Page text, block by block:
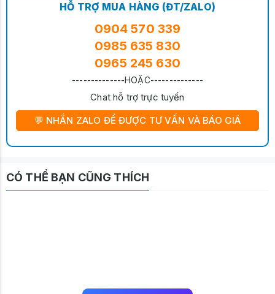
HỖ TRỢ MUA HÀNG (ĐT/ZALO)
0904 570 339
0985 635 830
0965 245 630
--------------HOẶC--------------
Chat hỗ trợ trực tuyến
💬 NHẮN ZALO ĐỂ ĐƯỢC TƯ VẤN VÀ BÁO GIÁ
CÓ THỂ BẠN CŨNG THÍCH